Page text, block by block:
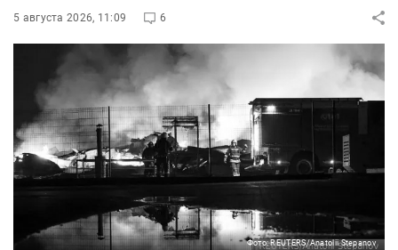
5 августа 2026, 11:09 6
Фото: REUTERS/Anatolii Stepanov